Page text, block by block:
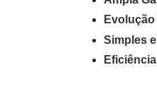
Simples